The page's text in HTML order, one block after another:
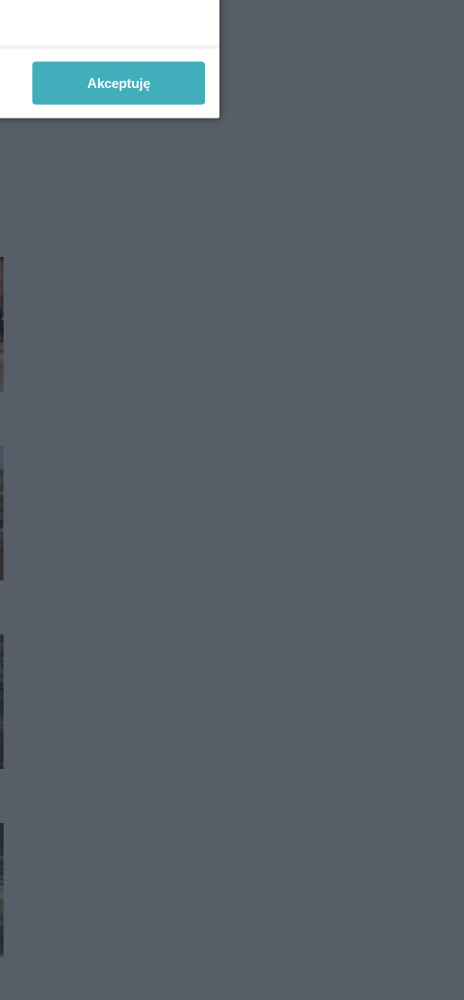
Akceptuję